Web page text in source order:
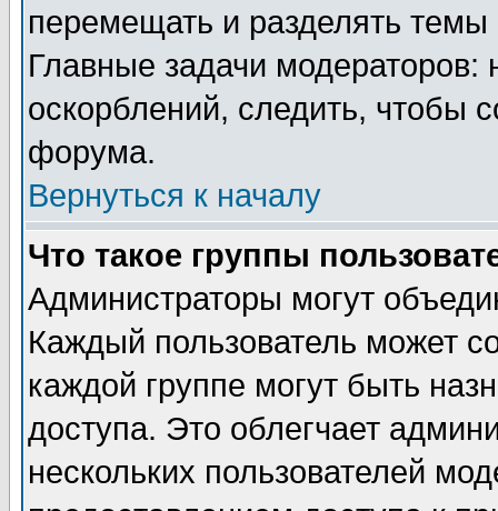
перемещать и разделять
Главные задачи
оскорблений, следить, чтобы
форума.
Вернуться к началу
Что такое группы
Администраторы могут
Каждый пользователь может
каждой группе могут быть
доступа. Это облегчает
нескольких пользователей